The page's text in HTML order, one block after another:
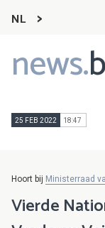
NL
news.
Main
navigation
25 FEB 2022 18:47
Hoort bij Ministerraad
Vierde